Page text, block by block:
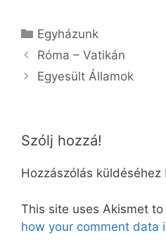
Kategória
Egyházunk
Róma – Vatikán
Egyesült Államok
Szólj hozzá!
Hozzászólás küldéséhez
This site uses Akismet
how your comment data